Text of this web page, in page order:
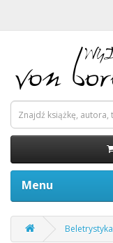
Menu
Beletrystyka